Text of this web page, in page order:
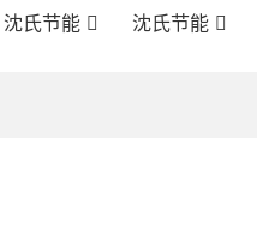
沈氏节能 沈氏节能